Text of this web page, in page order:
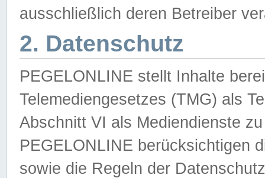
ausschließlich deren Betreiber
2. Datenschutz
PEGELONLINE stellt Inhalte
Telemediengesetzes (TMG) als
Abschnitt VI als Mediendienste
PEGELONLINE berücksichtigen
sowie die Regeln der